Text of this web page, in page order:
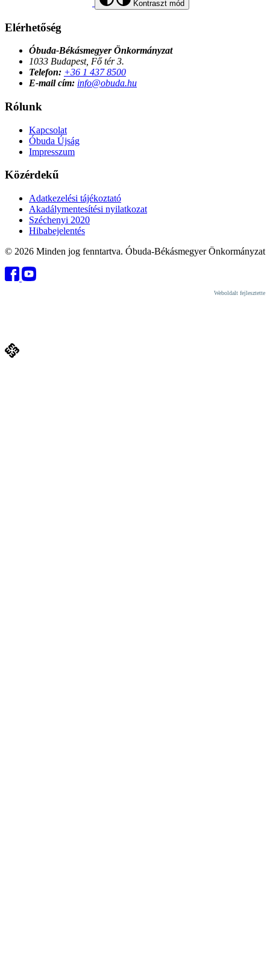
Kontraszt mód
Elérhetőség
Óbuda-Békásmegyer Önkormányzat
1033 Budapest, Fő tér 3.
Telefon: +36 1 437 8500
E-mail cím: info@obuda.hu
Rólunk
Kapcsolat
Óbuda Újság
Impresszum
Közérdekű
Adatkezelési tájékoztató
Akadálymentesítési nyilatkozat
Széchenyi 2020
Hibabejelentés
© 2026 Minden jog fenntartva. Óbuda-Békásmegyer Önkormányzat
Weboldalt fejlesztette